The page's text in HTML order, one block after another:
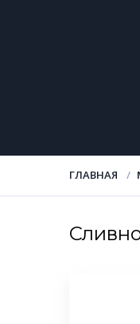
ГЛАВНАЯ